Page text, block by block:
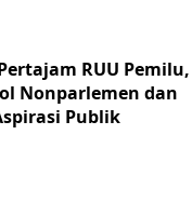
RUU Pemilu,
Nonparlemen dan
Publik